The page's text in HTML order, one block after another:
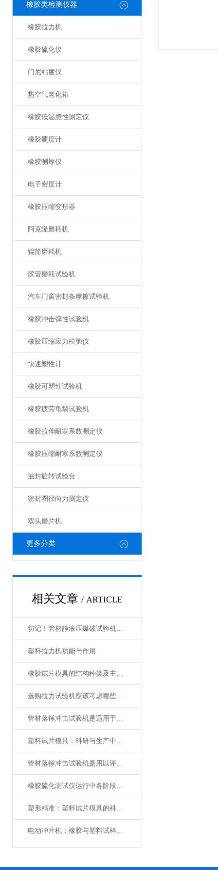
橡胶类检测仪器
橡胶拉力机
橡胶硫化仪
门尼粘度仪
热空气老化箱
橡胶低温脆性测定仪
橡胶硬度计
橡胶测厚仪
电子密度计
橡胶压缩变形器
阿克隆磨耗机
辊筒磨耗机
胶管磨耗试验机
汽车门窗密封条摩擦试验机
橡胶冲击弹性试验机
橡胶压缩应力松弛仪
快速塑性计
橡胶可塑性试验机
橡胶疲劳龟裂试验机
橡胶拉伸耐寒系数测定仪
橡胶压缩耐寒系数测定仪
油封旋转试验台
密封圈径向力测定仪
双头磨片机
更多分类
相关文章 / ARTICLE
切记！管材静液压爆破试验机使用后清洁工作要到位！
塑料拉力机功能与作用
橡胶试片模具的结构种类及主要用途
选购拉力试验机应该考虑哪些问题
管材落锤冲击试验机是适用于测试材料抗冲击性能的一种测试仪器
塑料试片模具：科研与生产中的高效工具
管材落锤冲击试验机是用以评价材料抗冲击性能的一种测试仪器
橡胶硫化测试仪运行中各阶段分析
塑形精准：塑料试片模具的科学与应用
电动冲片机：橡胶与塑料试样标准化制备的自动化设备